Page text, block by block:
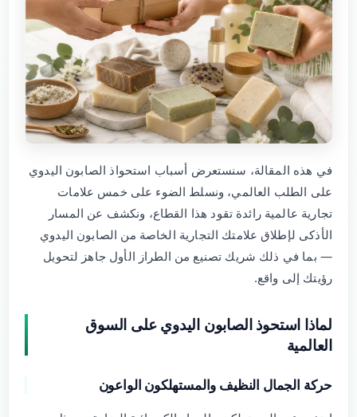
في هذه المقالة، سنستعرض أسباب استحواذ الصابون اليدوي
على الطلب العالمي، ونسلط الضوء على خمس علامات
تجارية عالمية رائدة تقود هذا القطاع، ونكشف عن المسار
الأذكى لإطلاق علامتك التجارية الخاصة من الصابون اليدوي
— بما في ذلك شريك تصنيع من الطراز الأول جاهز لتحويل
رؤيتك إلى واقع.
لماذا استحوذ الصابون اليدوي على السوق
العالمية
حركة الجمال النظيف والمستهلكون الواعون